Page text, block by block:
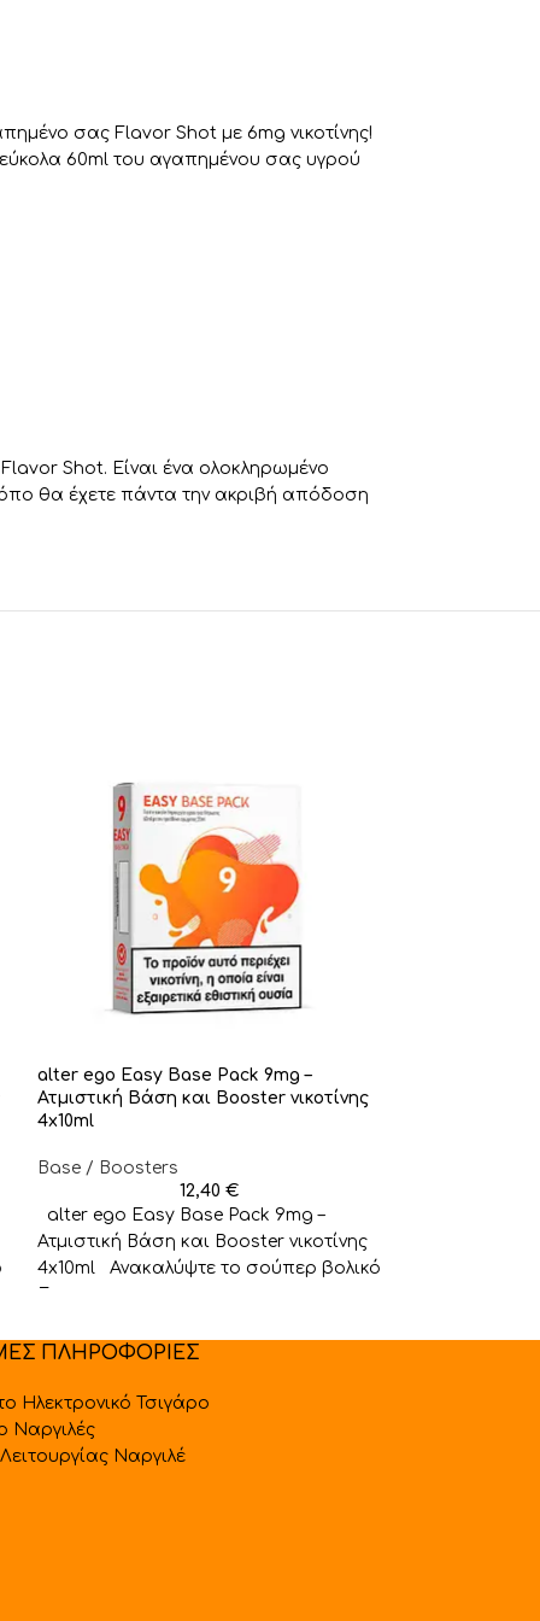
σας Flavor Shot με 6mg νικοτίνης!
60ml του αγαπημένου σας υγρού
Shot. Είναι ένα ολοκληρωμένο
θα έχετε πάντα την ακριβή απόδοση
alter ego Easy Base Pack 9mg –
Ατμιστική Βάση και Booster νικοτίνης
4x10ml
Base / Boosters
12,40 €
alter ego Easy Base Pack 9mg –
Ατμιστική Βάση και Booster νικοτίνης
4x10ml Ανακαλύψτε το σούπερ βολικό
ΠΛΗΡΟΦΟΡΙΕΣ
το Ηλεκτρονικό Τσιγάρο
ο Ναργιλές
Ναργιλέ